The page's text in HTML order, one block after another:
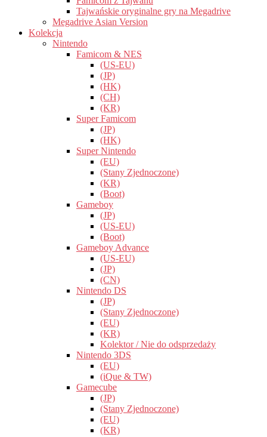
Tajwańskie oryginalne gry na Megadrive
Megadrive Asian Version
Kolekcja
Nintendo
Famicom & NES
(US-EU)
(JP)
(HK)
(CH)
(KR)
Super Famicom
(JP)
(HK)
Super Nintendo
(EU)
(Stany Zjednoczone)
(KR)
(Boot)
Gameboy
(JP)
(US-EU)
(Boot)
Gameboy Advance
(US-EU)
(JP)
(CN)
Nintendo DS
(JP)
(Stany Zjednoczone)
(EU)
(KR)
Kolektor / Nie do odsprzedaży
Nintendo 3DS
(EU)
(iQue & TW)
Gamecube
(JP)
(Stany Zjednoczone)
(EU)
(KR)